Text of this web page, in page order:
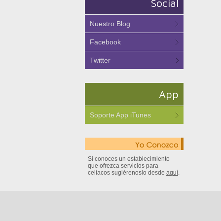
Social
Nuestro Blog
Facebook
Twitter
App
Soporte App iTunes
Si conoces un establecimiento
que ofrezca servicios para
celíacos sugiérenoslo desde aquí.